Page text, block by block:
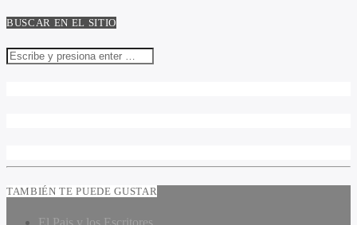
BUSCAR EN EL SITIO
TAMBIÉN TE PUEDE GUSTAR